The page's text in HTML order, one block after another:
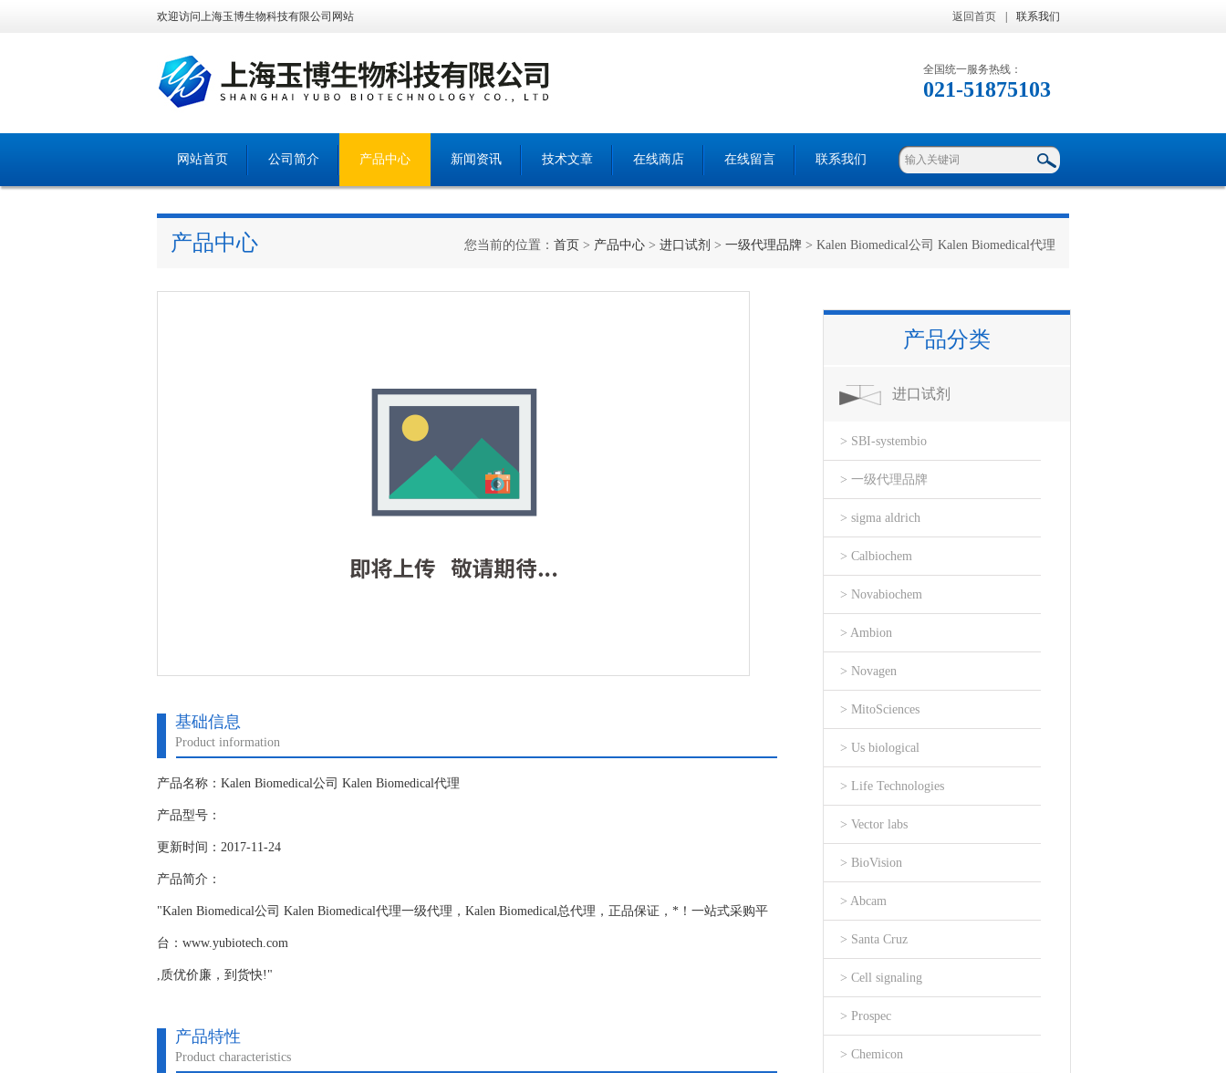
欢迎访问上海玉博生物科技有限公司网站 返回首页 联系我们
全国统一服务热线：
021-51875103
网站首页 公司简介 产品中心 新闻资讯 技术文章 在线商店 在线留言 联系我们
产品中心 您当前的位置： 首页 > 产品中心 > 进口试剂 > 一级代理品牌 > Kalen Biomedical公司 Kalen Biomedical代理
基础信息
Product information
产品名称：Kalen Biomedical公司 Kalen Biomedical代理
产品型号：
更新时间：2017-11-24
产品简介：
"Kalen Biomedical公司 Kalen Biomedical代理一级代理，Kalen Biomedical总代理，正品保证，*！一站式采购平
台：www.yubiotech.com
,质优价廉，到货快!"
产品特性
Product characteristics
产品分类
进口试剂
> SBI-systembio
> 一级代理品牌
> sigma aldrich
> Calbiochem
> Novabiochem
> Ambion
> Novagen
> MitoSciences
> Us biological
> Life Technologies
> Vector labs
> BioVision
> Abcam
> Santa Cruz
> Cell signaling
> Prospec
> Chemicon